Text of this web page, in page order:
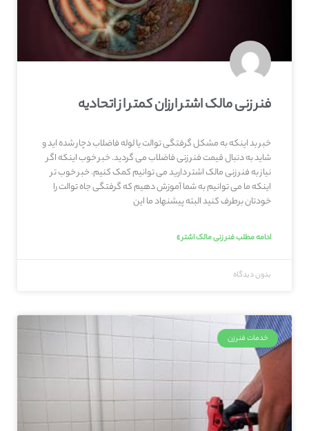
فنر زنی مالک اشتر ارزان کمتر از اتحادیه
خبر بد اینکه به مشکل گرفتگی توالت یا لوله فاضلاب دچار شده اید و
شاید به دنبال قیمت فنر زنی فاضلاب می گردید. خبر خوب اینکه اگر
نیاز به فنر زنی مالک اشتر دارید می توانیم کمک کنیم. خبر خوب تر
اینکه ما می توانیم به شما آموزش دهیم که گرفتگی جاه توالت را
خودتان برطرف کنید البته پیشنهاد ما این
ادامه مطلب فنر زنی مالک اشتر »
بدون دیدگاه
خدمات فنرزن